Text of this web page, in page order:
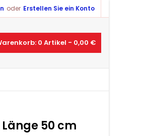
oder Erstellen Sie ein Konto
0 Artikel - 0,00 €
50 cm